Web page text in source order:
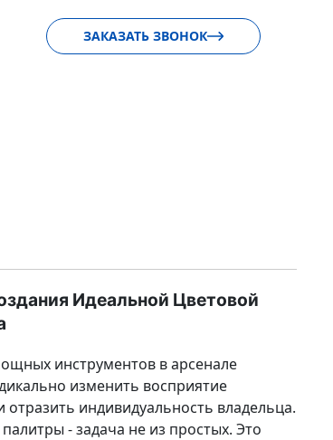
ЗАКАЗАТЬ ЗВОНОК
Идеальной Цветовой
инструментов в арсенале
изменить восприятие
отразить индивидуальность владельца.
- задача не из простых. Это